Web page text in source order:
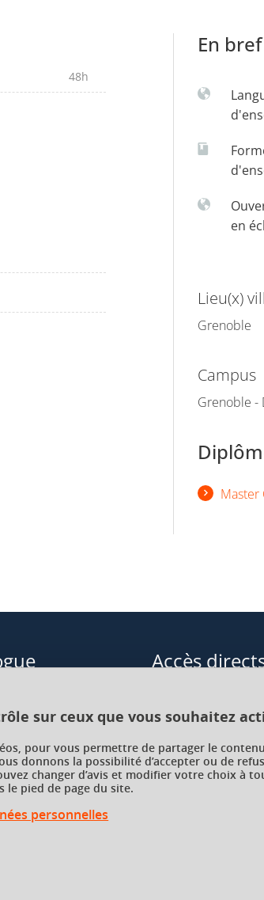
sur ceux que vous souhaitez
pour vous permettre de partager le
donnons la possibilité d’accepter ou de
changer d’avis et modifier votre choix à
le pied de page du site.
personnelles
48h
En bref
en
Lieu(x)
Grenoble
Campus
Grenoble -
Master
courtes
par facultés, écoles,
Accès
Enseignements
choix (ETC)